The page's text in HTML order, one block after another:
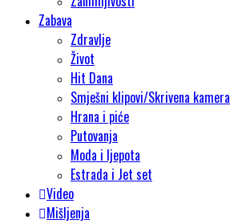
Zabava
Zdravlje
Život
Hit Dana
Smješni klipovi/Skrivena kamera
Hrana i piće
Putovanja
Moda i ljepota
Estrada i Jet set
Video
Mišljenja